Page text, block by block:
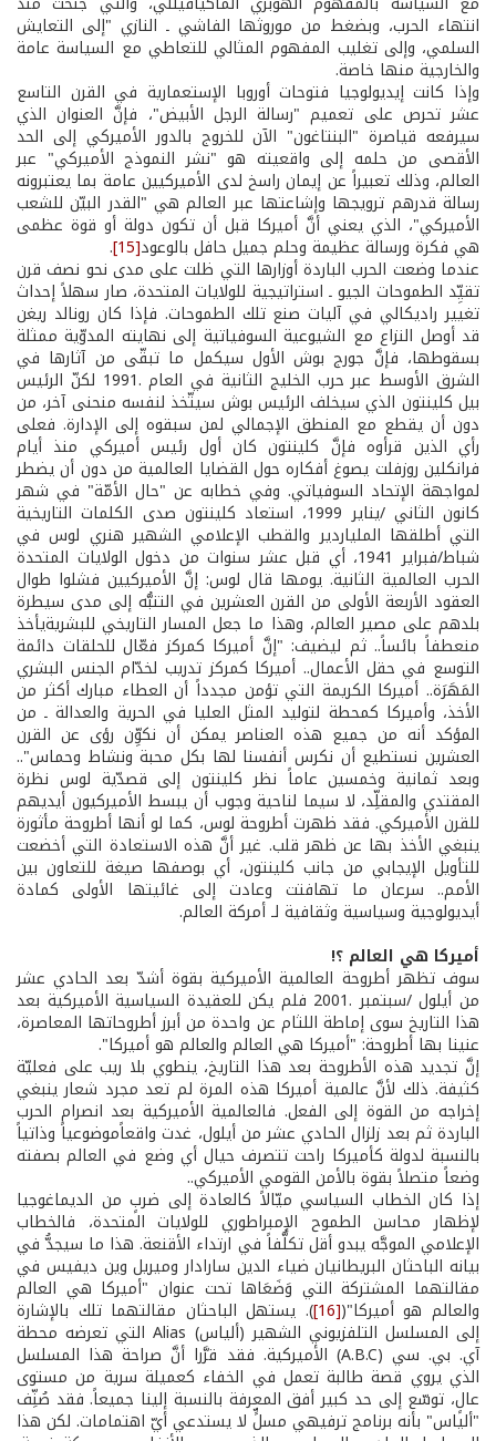
انتهاء الحرب، وبضغط من موروثها الفاشي ـ النازي "إلى التعايش
السلمي، وإلى تغليب المفهوم المثالي للتعاطي مع السياسة عامة
والخارجية منها خاصة.
وإذا كانت إيديولوجيا فتوحات أوروبا الإستعمارية في القرن التاسع
عشر تحرص على تعميم "رسالة الرجل الأبيض"، فإنَّ العنوان الذي
سيرفعه قياصرة "البنتاغون" الآن للخروج بالدور الأميركي إلى الحد
الأقصى من حلمه إلى واقعيته هو "نشر النموذج الأميركي" عبر
العالم، وذلك تعبيراً عن إيمان راسخ لدى الأميركيين عامة بما يعتبرونه
رسالة قدرهم ترويجها وإشاعتها عبر العالم هي "القدر البيّن للشعب
الأميركي"، الذي يعني أنَّ أميركا قبل أن تكون دولة أو قوة عظمى
هي فكرة ورسالة عظيمة وحلم جميل حافل بالوعود[15]
.
عندما وضعت الحرب الباردة أوزارها التي ظلت على مدى نحو نصف قرن
تقيِّد الطموحات الجيو ـ استراتيجية للولايات المتحدة، صار سهلاً إحداث
تغيير راديكالي في آليات صنع تلك الطموحات. فإذا كان رونالد ريغن
قد أوصل النزاع مع الشيوعية السوفياتية إلى نهايته المدوّية ممثلة
بسقوطها، فإنَّ جورج بوش الأول سيكمل ما تبقّى من آثارها في
الشرق الأوسط عبر حرب الخليج الثانية في العام .1991 لكنّ الرئيس
بيل كلينتون الذي سيخلف الرئيس بوش سيتّخذ لنفسه منحنى آخر، من
دون أن يقطع مع المنطق الإجمالي لمن سبقوه إلى الإدارة. فعلى
رأي الذين قرأوه فإنَّ كلينتون كان أول رئيس أميركي منذ أيام
فرانكلين روزفلت يصوغ أفكاره حول القضايا العالمية من دون أن يضطر
لمواجهة الإتحاد السوفياتي. وفي خطابه عن "حال الأمّة" في شهر
كانون الثاني /يناير 1999، استعاد كلينتون صدى الكلمات التاريخية
التي أطلقها الملياردير والقطب الإعلامي الشهير هنري لوس في
شباط/فبراير 1941، أي قبل عشر سنوات من دخول الولايات المتحدة
الحرب العالمية الثانية. يومها قال لوس: إنَّ الأميركيين فشلوا طوال
العقود الأربعة الأولى من القرن العشرين في التنبُّه إلى مدى سيطرة
بلدهم على مصير العالم، وهذا ما جعل المسار التاريخي للبشريةيأخذ
منعطفاً بائساً.. ثم ليضيف: "إنَّ أميركا كمركز فعّال للحلقات دائمة
التوسع في حقل الأعمال.. أميركا كمركز تدريب لخدّام الجنس البشري
المَهَرَة.. أميركا الكريمة التي تؤمن مجدداً أن العطاء مبارك أكثر من
الأخذ، وأميركا كمحطة لتوليد المثل العليا في الحرية والعدالة ـ من
المؤكد أنه من جميع هذه العناصر يمكن أن نكوِّن رؤى عن القرن
العشرين نستطيع أن نكرس أنفسنا لها بكل محبة ونشاط وحماس"..
وبعد ثمانية وخمسين عاماً نظر كلينتون إلى قصدّية لوس نظرة
المقتدي والمقلِّد، لا سيما لناحية وجوب أن يبسط الأميركيون أيديهم
للقرن الأميركي. فقد ظهرت أطروحة لوس، كما لو أنها أطروحة مأثورة
ينبغي الأخذ بها عن ظهر قلب. غير أنَّ هذه الاستعادة التي أخضعت
للتأويل الإيجابي من جانب كلينتون، أي بوصفها صيغة للتعاون بين
الأمم.. سرعان ما تهافتت وعادت إلى غائيتها الأولى كمادة
أيديولوجية وسياسية وثقافية لـ أمركة العالم.
أميركا هي العالم ؟!
سوف تظهر أطروحة العالمية الأميركية بقوة أشدّ بعد الحادي عشر
من أيلول /سبتمبر .2001 فلم يكن للعقيدة السياسية الأميركية بعد
هذا التاريخ سوى إماطة اللثام عن واحدة من أبرز أطروحاتها المعاصرة،
عنينا بها أطروحة: "أميركا هي العالم والعالم هو أميركا".
إنَّ تجديد هذه الأطروحة بعد هذا التاريخ، ينطوي بلا ريب على فعليّة
كثيفة. ذلك لأنَّ عالمية أميركا هذه المرة لم تعد مجرد شعار ينبغي
إخراجه من القوة إلى الفعل. فالعالمية الأميركية بعد انصرام الحرب
الباردة ثم بعد زلزال الحادي عشر من أيلول، غدت واقعاًموضوعياً وذاتياً
بالنسبة لدولة كأميركا راحت تتصرف حيال أي وضع في العالم بصفته
وضعاً متصلاً بقوة بالأمن القومي الأميركي..
إذا كان الخطاب السياسي ميّالاً كالعادة إلى ضربٍ من الديماغوجيا
لإظهار محاسن الطموح الإمبراطوري للولايات المتحدة، فالخطاب
الإعلامي الموجَّه يبدو أقل تكلُّفاً في ارتداء الأقنعة. هذا ما سيجدُّ في
بيانه الباحثان البريطانيان ضياء الدين سارادار وميريل وين ديفيس في
مقالتهما المشتركة التي وَضَعَاها تحت عنوان "أميركا هي العالم
والعالم هو أميركا"([16] ). يستهل الباحثان مقالتهما تلك بالإشارة
إلى المسلسل التلفزيوني الشهير (ألياس) Alias التي تعرضه محطة
آي. بي. سي (A.B.C) الأميركية. فقد قرَّرا أنَّ صراحة هذا المسلسل
الذي يروي قصة طالبة تعمل في الخفاء كعميلة سرية من مستوى
عالٍ، توسّع إلى حد كبير أفق المعرفة بالنسبة إلينا جميعاً. فقد صُنِّف
"ألياس" بأنه برنامج ترفيهي مسلٍّ لا يستدعي أيّ اهتمامات. لكن هذا